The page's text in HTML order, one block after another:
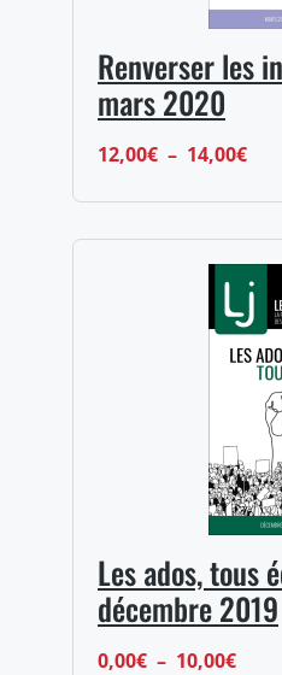
Renverser les
mars 2020
12,00€ – 14,00€
Les ados, tous
décembre 2019
0,00€ – 10,00€Plage